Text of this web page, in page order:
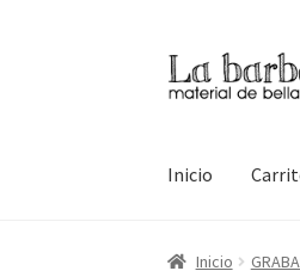
Ir
a
Ir
al
Inicio
Inicio Carrito
Inicio